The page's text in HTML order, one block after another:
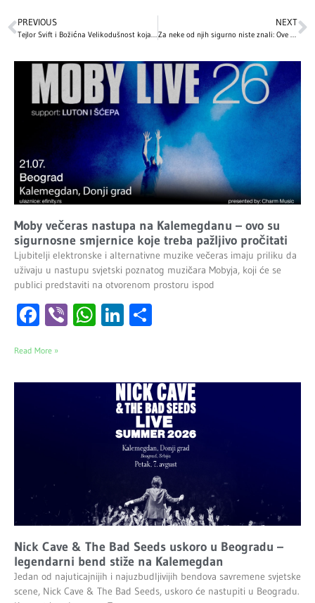
PREVIOUS
Tejlor Svift i Božićna Velikodušnost koja je Oduševila Mreže
NEXT
Za neke od njih sigurno niste znali: Ove holivudske zvezde proslavljaju Božić 7. januara!
Moby večeras nastupa na Kalemegdanu – ovo su
sigurnosne smjernice koje treba pažljivo pročitati
Ljubitelji elektronske i alternativne muzike večeras imaju priliku da
uživaju u nastupu svjetski poznatog muzičara Mobyja, koji će se
publici predstaviti na otvorenom prostoru ispod
Facebook
ViberWhatsApp
LinkedIn
Read More »
Nick Cave & The Bad Seeds uskoro u Beogradu –
legendarni bend stiže na Kalemegdan
Jedan od najuticajnijih i najuzbudljivijih bendova savremene svjetske
scene, Nick Cave & The Bad Seeds, uskoro će nastupiti u Beogradu.